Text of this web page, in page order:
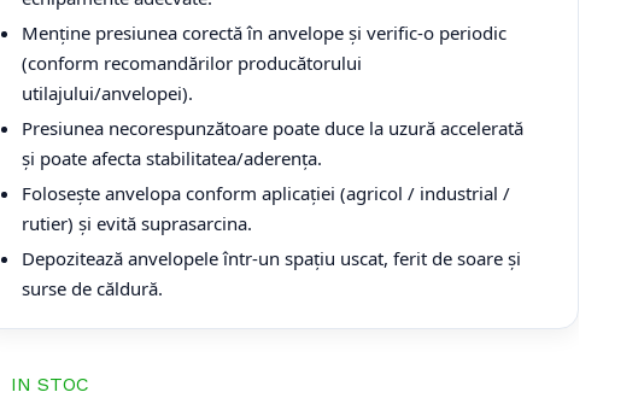
Menține presiunea corectă în anvelope și verific-o periodic
(conform recomandărilor producătorului
utilajului/anvelopei).
Presiunea necorespunzătoare poate duce la uzură accelerată
și poate afecta stabilitatea/aderența.
Folosește anvelopa conform aplicației (agricol / industrial /
rutier) și evită suprasarcina.
Depozitează anvelopele într-un spațiu uscat, ferit de soare și
surse de căldură.
IN STOC